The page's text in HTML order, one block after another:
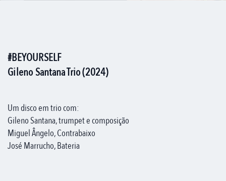
#BEYOURSELF
Gileno Santana Trio (2024)
Um disco em trio com:
Gileno Santana, trumpet e composição
Miguel Ângelo, Contrabaixo
José Marrucho, Bateria